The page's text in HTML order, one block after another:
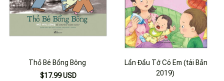
Thỏ Bé Bồng Bông
$17.99 USD
Lần Đầu Tớ Có Em (tái Bản
2019)